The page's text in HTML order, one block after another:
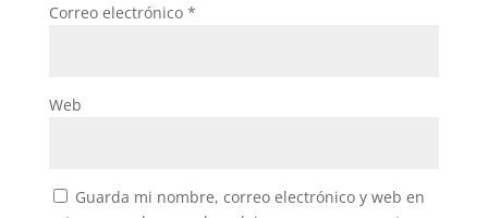
Correo electrónico *
Web
Guarda mi nombre, correo electrónico y web en